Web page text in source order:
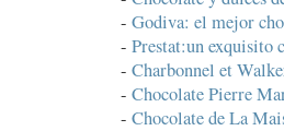
- Godiva: el mejor
- Prestat:un exquisito
- Charbonnel et
- Chocolate Pierre
- Chocolate de La